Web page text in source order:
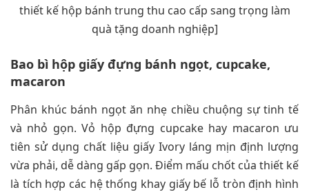
thiết kế hộp bánh trung thu cao cấp sang trọng làm
quà tặng doanh nghiệp]
Bao bì hộp giấy đựng bánh ngọt, cupcake,
macaron
Phân khúc bánh ngọt ăn nhẹ chiều chuộng sự tinh tế
và nhỏ gọn. Vỏ hộp đựng cupcake hay macaron ưu
tiên sử dụng chất liệu giấy Ivory láng mịn định lượng
vừa phải, dễ dàng gấp gọn. Điểm mấu chốt của thiết kế
là tích hợp các hệ thống khay giấy bế lỗ tròn định hình